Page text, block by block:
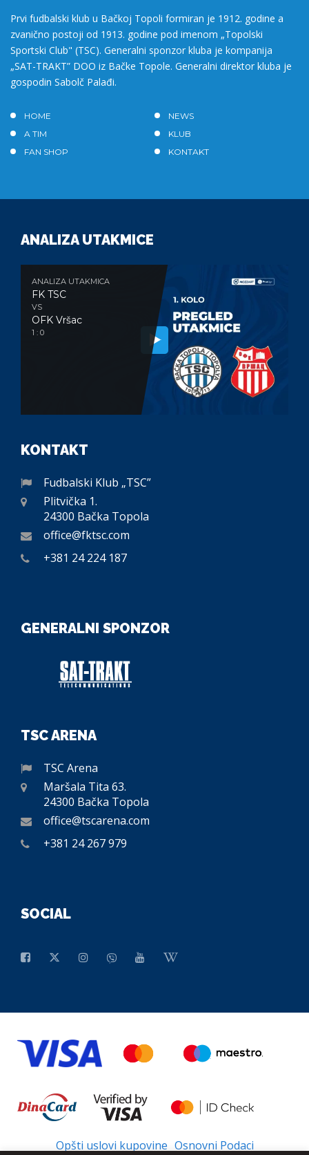
Prvi fudbalski klub u Bačkoj Topoli formiran je 1912. godine a
zvanično postoji od 1913. godine pod imenom „Topolski
Sportski Club" (TSC). Generalni sponzor kluba je kompanija
„SAT-TRAKT” DOO iz Bačke Topole. Generalni direktor kluba je
gospodin Sabolč Palađi.
HOME
NEWS
A TIM
KLUB
FAN SHOP
KONTAKT
ANALIZA UTAKMICE
ANALIZA UTAKMICA
FK TSC
VS
OFK Vršac
1 : 0
KONTAKT
Fudbalski Klub „TSC”
Plitvička 1.
24300 Bačka Topola
office@fktsc.com
+381 24 224 187
GENERALNI SPONZOR
TSC ARENA
TSC Arena
Maršala Tita 63.
24300 Bačka Topola
office@tscarena.com
+381 24 267 979
SOCIAL
Opšti uslovi kupovine Osnovni Podaci